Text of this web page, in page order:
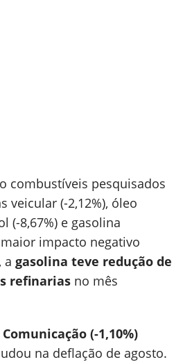
combustíveis pesquisados
veicular (-2,12%), óleo
(-8,67%) e gasolina
impacto negativo
a gasolina teve redução de
refinarias no mês
Comunicação (-1,10%)
na deflação de agosto.